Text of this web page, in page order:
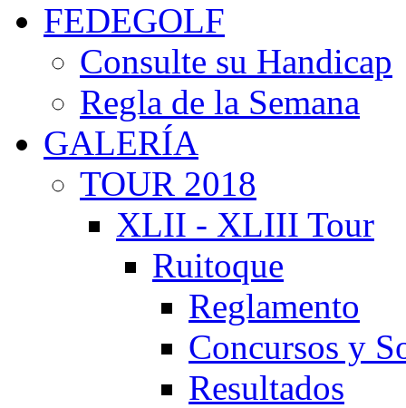
FEDEGOLF
Consulte su Handicap
Regla de la Semana
GALERÍA
TOUR 2018
XLII - XLIII Tour
Ruitoque
Reglamento
Concursos y
Resultados